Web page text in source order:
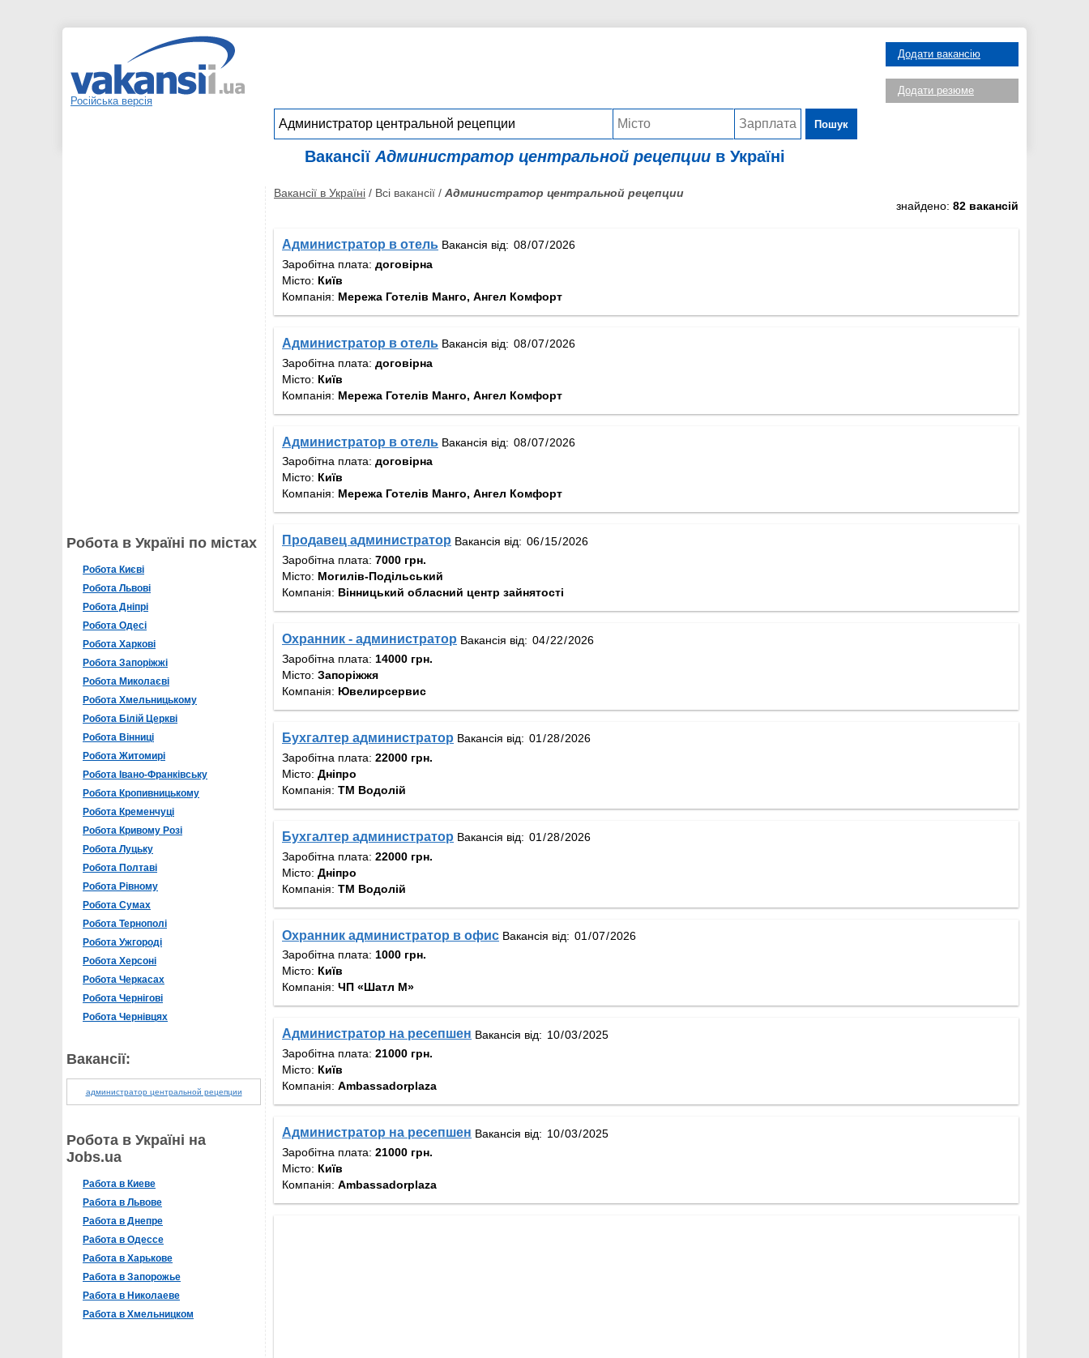
Російська версія
Пошук
Додати вакансію
Додати резюме
Вакансії Администратор центральной рецепциив Україні
Робота в Україні по містах
Робота Києві
Робота Львові
Робота Дніпрі
Робота Одесі
Робота Харкові
Робота Запоріжжі
Робота Миколаєві
Робота Хмельницькому
Робота Білій Церкві
Робота Вінниці
Робота Житомирі
Робота Івано-Франківську
Робота Кропивницькому
Робота Кременчуці
Робота Кривому Розі
Робота Луцьку
Робота Полтаві
Робота Рівному
Робота Сумах
Робота Тернополі
Робота Ужгороді
Робота Херсоні
Робота Черкасах
Робота Чернігові
Робота Чернівцях
Вакансії:
администратор центральной рецепции
Робота в Україні на
Jobs.ua
Работа в Киеве
Работа в Львове
Работа в Днепре
Работа в Одессе
Работа в Харькове
Работа в Запорожье
Работа в Николаеве
Работа в Хмельницком
Вакансії в Україні / Всі вакансії / Администратор центральной рецепции
знайдено: 82 вакансій
Администратор в отель Вакансія від:
Заробітна плата: договірна
Місто: Київ
Компанія: Мережа Готелів Манго, Ангел Комфорт
Администратор в отель Вакансія від:
Заробітна плата: договірна
Місто: Київ
Компанія: Мережа Готелів Манго, Ангел Комфорт
Администратор в отель Вакансія від:
Заробітна плата: договірна
Місто: Київ
Компанія: Мережа Готелів Манго, Ангел Комфорт
Продавец администратор Вакансія від:
Заробітна плата: 7000 грн.
Місто: Могилів-Подільський
Компанія: Вінницький обласний центр зайнятості
Охранник - администратор Вакансія від:
Заробітна плата: 14000 грн.
Місто: Запоріжжя
Компанія: Ювелирсервис
Бухгалтер администратор Вакансія від:
Заробітна плата: 22000 грн.
Місто: Дніпро
Компанія: ТМ Водолій
Бухгалтер администратор Вакансія від:
Заробітна плата: 22000 грн.
Місто: Дніпро
Компанія: ТМ Водолій
Охранник администратор в офис Вакансія від:
Заробітна плата: 1000 грн.
Місто: Київ
Компанія: ЧП «Шатл М»
Администратор на ресепшен Вакансія від:
Заробітна плата: 21000 грн.
Місто: Київ
Компанія: Ambassadorplaza
Администратор на ресепшен Вакансія від:
Заробітна плата: 21000 грн.
Місто: Київ
Компанія: Ambassadorplaza